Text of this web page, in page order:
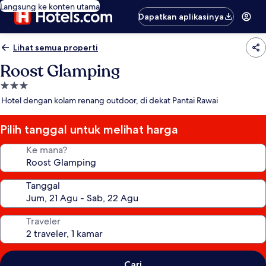
Langsung ke konten utama
Dapatkan aplikasinya
Lihat semua properti
Roost Glamping
Properti
bintang
Hotel dengan kolam renang outdoor, di dekat Pantai Rawai
Pilih tanggal untuk melihat harga
Ke mana?
Tanggal
Traveler